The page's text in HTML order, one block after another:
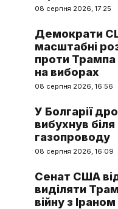
08 серпня 2026, 17:25
Демократи
масштабні
проти Трампа
на виборах
08 серпня 2026, 16:56
У Болгарії
вибухнув
газопроводу
08 серпня 2026, 16:09
Сенат США
виділяти
війну з Іраном